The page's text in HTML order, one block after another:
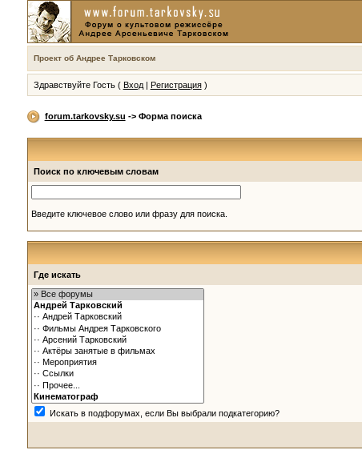
Проект об Андрее Тарковском
Здравствуйте Гость ( Вход| Регистрация)
forum.tarkovsky.su -> Форма поиска
Поиск по ключевым словам
Введите ключевое слово или фразу для поиска.
Где искать
Искать в подфорумах, если Вы выбрали подкатегорию?